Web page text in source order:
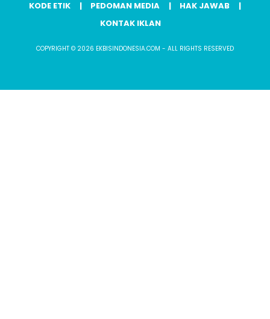
KODE ETIK
PEDOMAN MEDIA
HAK JAWAB
KONTAK IKLAN
COPYRIGHT © 2026 EKBISINDONESIA.COM - ALL RIGHTS RESERVED